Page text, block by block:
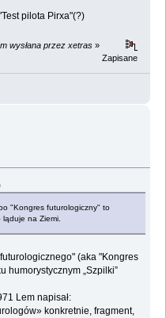
pilota Pirxa"(?)
wysłana przez xetras »
Zapisane
"Kongres futurologiczny" to
ląduje na Ziemi.
(aka "Kongres
humorystycznym „Szpilki”
Lem napisał:
konkretnie, fragment,